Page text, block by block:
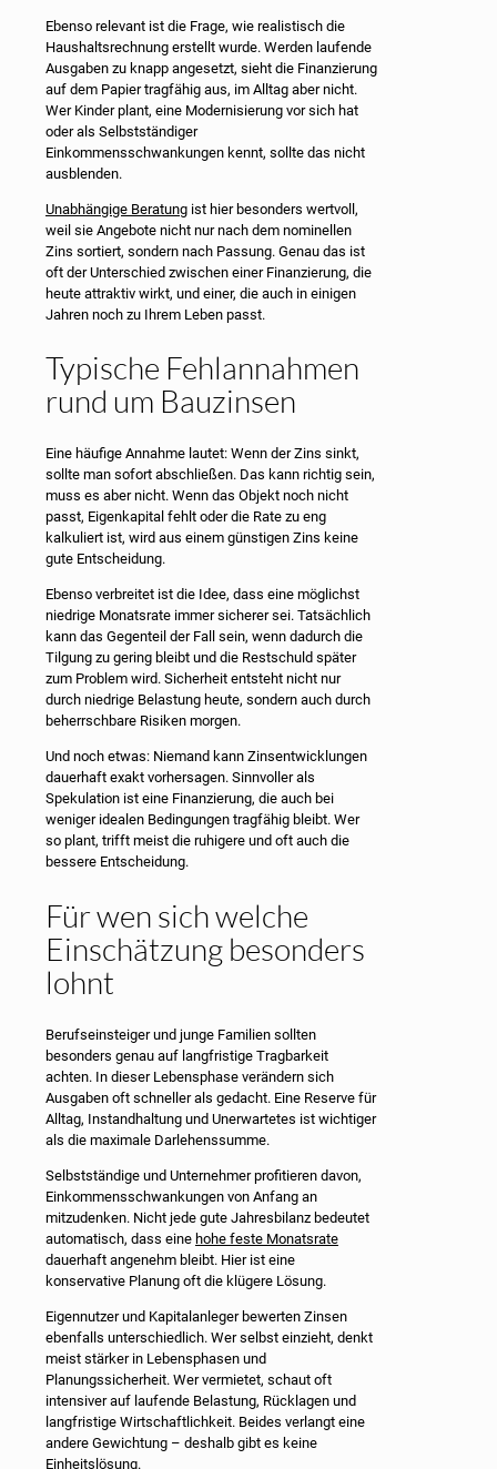
Ebenso relevant ist die Frage, wie realistisch die
Haushaltsrechnung erstellt wurde. Werden laufende
Ausgaben zu knapp angesetzt, sieht die Finanzierung
auf dem Papier tragfähig aus, im Alltag aber nicht.
Wer Kinder plant, eine Modernisierung vor sich hat
oder als Selbstständiger
Einkommensschwankungen kennt, sollte das nicht
ausblenden.
Unabhängige Beratung ist hier besonders wertvoll,
weil sie Angebote nicht nur nach dem nominellen
Zins sortiert, sondern nach Passung. Genau das ist
oft der Unterschied zwischen einer Finanzierung, die
heute attraktiv wirkt, und einer, die auch in einigen
Jahren noch zu Ihrem Leben passt.
Typische Fehlannahmen
rund um Bauzinsen
Eine häufige Annahme lautet: Wenn der Zins sinkt,
sollte man sofort abschließen. Das kann richtig sein,
muss es aber nicht. Wenn das Objekt noch nicht
passt, Eigenkapital fehlt oder die Rate zu eng
kalkuliert ist, wird aus einem günstigen Zins keine
gute Entscheidung.
Ebenso verbreitet ist die Idee, dass eine möglichst
niedrige Monatsrate immer sicherer sei. Tatsächlich
kann das Gegenteil der Fall sein, wenn dadurch die
Tilgung zu gering bleibt und die Restschuld später
zum Problem wird. Sicherheit entsteht nicht nur
durch niedrige Belastung heute, sondern auch durch
beherrschbare Risiken morgen.
Und noch etwas: Niemand kann Zinsentwicklungen
dauerhaft exakt vorhersagen. Sinnvoller als
Spekulation ist eine Finanzierung, die auch bei
weniger idealen Bedingungen tragfähig bleibt. Wer
so plant, trifft meist die ruhigere und oft auch die
bessere Entscheidung.
Für wen sich welche
Einschätzung besonders
lohnt
Berufseinsteiger und junge Familien sollten
besonders genau auf langfristige Tragbarkeit
achten. In dieser Lebensphase verändern sich
Ausgaben oft schneller als gedacht. Eine Reserve für
Alltag, Instandhaltung und Unerwartetes ist wichtiger
als die maximale Darlehenssumme.
Selbstständige und Unternehmer profitieren davon,
Einkommensschwankungen von Anfang an
mitzudenken. Nicht jede gute Jahresbilanz bedeutet
automatisch, dass eine hohe feste Monatsrate
dauerhaft angenehm bleibt. Hier ist eine
konservative Planung oft die klügere Lösung.
Eigennutzer und Kapitalanleger bewerten Zinsen
ebenfalls unterschiedlich. Wer selbst einzieht, denkt
meist stärker in Lebensphasen und
Planungssicherheit. Wer vermietet, schaut oft
intensiver auf laufende Belastung, Rücklagen und
langfristige Wirtschaftlichkeit. Beides verlangt eine
andere Gewichtung – deshalb gibt es keine
Einheitslösung.